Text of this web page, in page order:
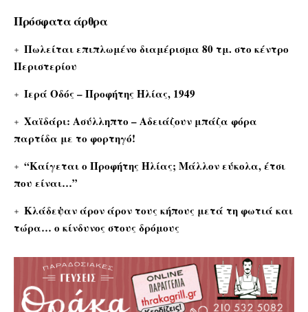
Πρόσφατα άρθρα
Πωλείται επιπλωμένο διαμέρισμα 80 τμ. στο κέντρο
Περιστερίου
Ιερά Οδός – Προφήτης Ηλίας, 1949
Χαϊδάρι: Ασύλληπτο – Αδειάζουν μπάζα φόρα
παρτίδα με το φορτηγό!
“Καίγεται ο Προφήτης Ηλίας; Μάλλον εύκολα, έτσι
που είναι…”
Κλάδεψαν άρον άρον τους κήπους μετά τη φωτιά και
τώρα… ο κίνδυνος στους δρόμους